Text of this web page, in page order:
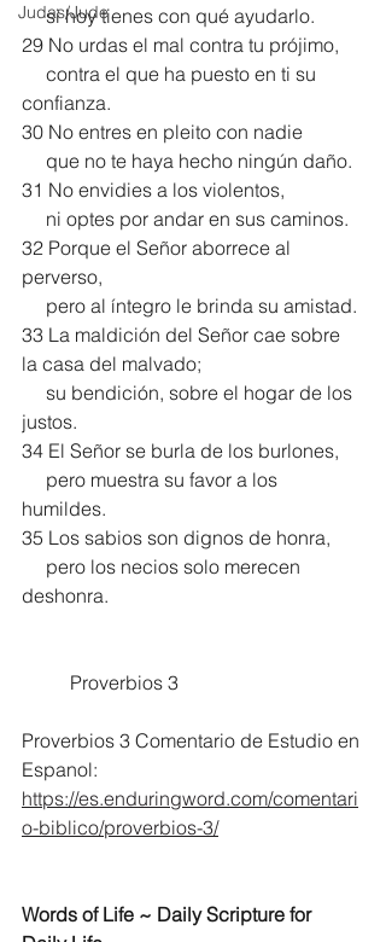
Judas/Jude
     si hoy tienes con qué ayudarlo.
29 No urdas el mal contra tu prójimo,
confianza.
30 No entres en pleito con nadie
     que no te haya hecho ningún daño.
31 No envidies a los violentos,
     ni optes por andar en sus caminos.
32 Porque el Señor aborrece al
perverso,
     pero al íntegro le brinda su amistad.
33 La maldición del Señor cae sobre
la casa del malvado;
justos.
34 El Señor se burla de los burlones,
humildes.
35 Los sabios son dignos de honra,
deshonra.
	Proverbios 3
Proverbios 3 Comentario de Estudio en
Espanol:
https://es.enduringword.com/comentari
o-biblico/proverbios-3/
Words of Life ~ Daily Scripture for